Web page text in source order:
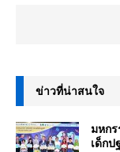
ข่าวที่น่าสนใจ
มหก
เด็กป